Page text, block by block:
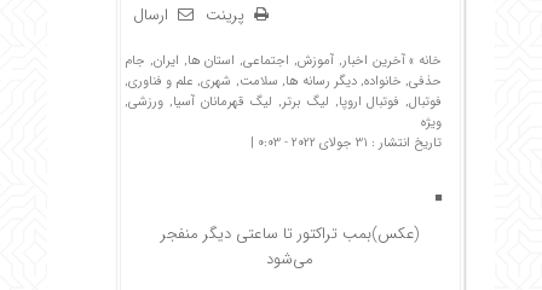
ارسال پرینت
خانه »آخرین اخبار,آموزش, اجتماعی, استان ها, ایران, جام
حذفی, خانواده,دیگر رسانه ها, سلامت, شهری, علم و فناوری,
فوتبال, فوتبال اروپا, لیگ برتر, لیگ قهرمانان آسیا, ورزشی,
ویژه
تاریخ انتشار : 31 جولای 2022 - 0:03 |
(عکس)بمب تراکتور تا ساعتی دیگر منفجر
می‌شود